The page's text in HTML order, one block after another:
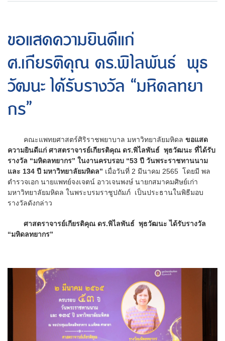
ขอแสดความยินดีแก่
ศ.เกียรติคุณ ดร.พิไลพันธ์ พุธ
วัฒนะ ได้รับรางวัล “มหิดลทยา
กร”
คณะแพทยศาสตร์ศิริราชพยาบาล มหาวิทยาลัยมหิดล ขอแสด
ความยินดีแก่ ศาสตราจารย์เกียรติคุณ ดร.พิไลพันธ์ พุธวัฒนะ ที่ได้รับ
รางวัล “มหิดลทยากร” ในงานครบรอบ “53 ปี วันพระราชทานนาม
และ 134 ปี มหาวิทยาลัยมหิดล” เมื่อวันที่ 2 มีนาคม 2565 โดยมี พล
ตำรวจเอก นายแพทย์จงเจตน์ อาวเจนพงษ์ นายกสมาคมศิษย์เก่า
มหาวิทยาลัยมหิดล ในพระบรมราชูปถัมภ์ เป็นประธานในพิธีมอบ
รางวัลดังกล่าว
ศาสตราจารย์เกียรติคุณ ดร.พิไลพันธ์ พุธวัฒนะ ได้รับรางวัล
“มหิดลทยากร”